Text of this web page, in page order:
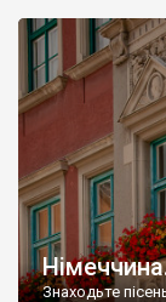
Знаходьте